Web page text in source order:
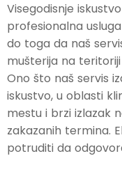
Visegodisnje
profesionalna
do toga da naš
mušterija na
Ono što naš servis
iskustvo, u oblasti
mestu i brzi izlazak
zakazanih termina.
potruditi da